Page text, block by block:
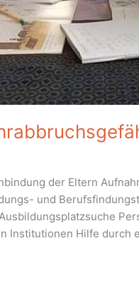
der Eltern
und
Institutionen Hilfe durch